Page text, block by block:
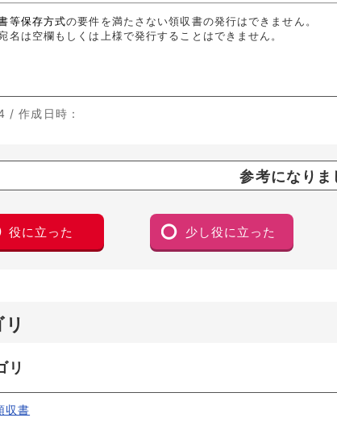
等保存方式の要件を満たさない領収書の発行はできません。
名は空欄もしくは上様で発行することはできません。
/作成日時 ：
参考になりま
役に立った 少し役に立った
リ
収書